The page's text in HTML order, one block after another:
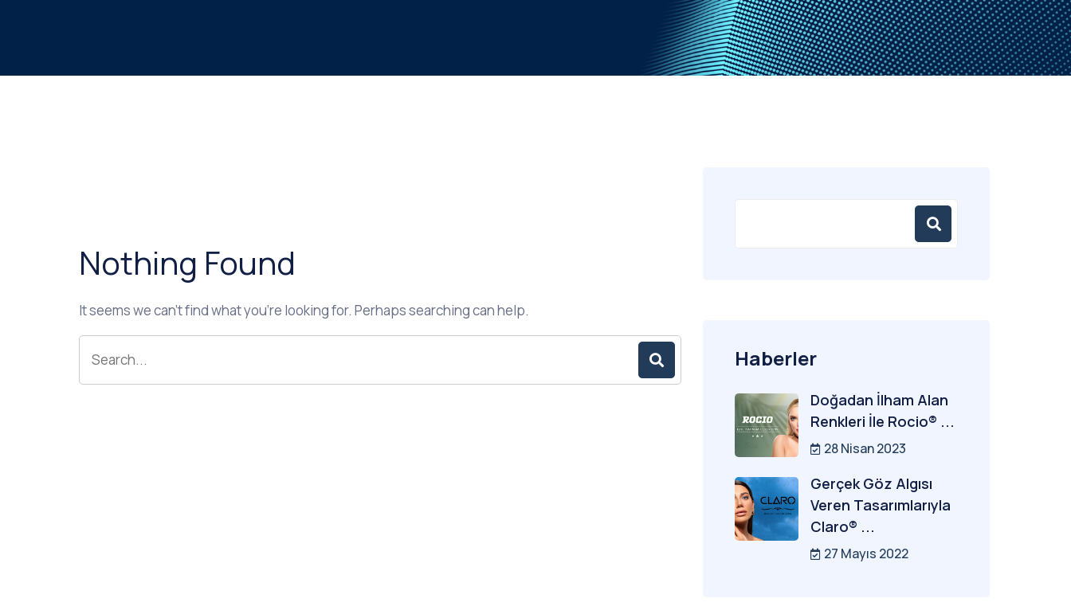
Nothing Found
It seems we can’t find what you’re looking for. Perhaps searching can help.
Haberler
Doğadan İlham Alan
Renkleri İle Rocio® ...
28 Nisan 2023
Gerçek Göz Algısı
Veren Tasarımlarıyla
Claro® ...
27 Mayıs 2022